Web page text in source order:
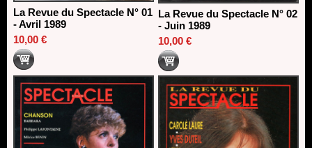
La Revue du Spectacle N° 01
- Avril 1989
10,00 €
La Revue du Spectacle N° 02
- Juin 1989
10,00 €